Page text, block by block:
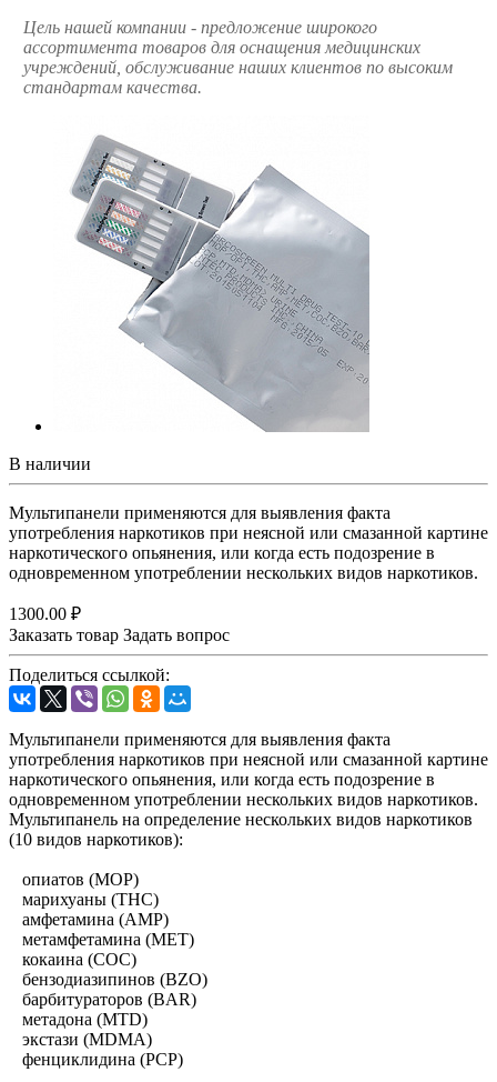
Цель нашей компании - предложение широкого
ассортимента товаров для оснащения медицинских
учреждений, обслуживание наших клиентов по высоким
стандартам качества.
В наличии
Мультипанели применяются для выявления факта
употребления наркотиков при неясной или смазанной картине
наркотического опьянения, или когда есть подозрение в
одновременном употреблении нескольких видов наркотиков.
1300.00 ₽
Заказать товар Задать вопрос
Поделиться ссылкой:
Мультипанели применяются для выявления факта
употребления наркотиков при неясной или смазанной картине
наркотического опьянения, или когда есть подозрение в
одновременном употреблении нескольких видов наркотиков.
Мультипанель на определение нескольких видов наркотиков
(10 видов наркотиков):
опиатов (МОР)
марихуаны (ТНС)
амфетамина (АМР)
метамфетамина (МЕТ)
кокаина (СОС)
бензодиазипинов (BZO)
барбитураторов (BAR)
метадона (MTD)
экстази (MDMA)
фенциклидина (PCP)